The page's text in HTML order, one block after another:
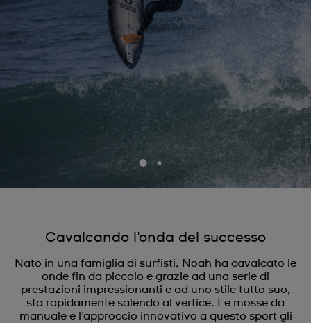
Cavalcando l'onda del successo
Nato in una famiglia di surfisti, Noah ha cavalcato le
onde fin da piccolo e grazie ad una serie di
prestazioni impressionanti e ad uno stile tutto suo,
sta rapidamente salendo al vertice. Le mosse da
manuale e l'approccio innovativo a questo sport gli